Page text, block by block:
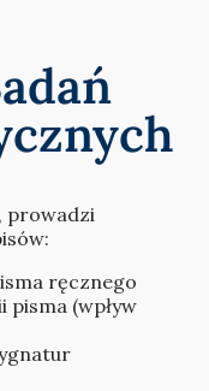
prowadzi
ręcznego
pisma (wpływ